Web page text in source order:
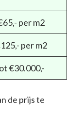
per m2
per m2
€30.000,-
de prijs te